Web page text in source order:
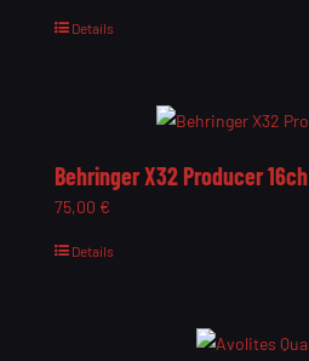
Details
Behringer X32 Producer 16ch
75,00 €
Details